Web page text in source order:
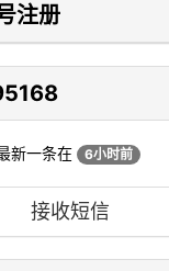
注册
新一条在 6小时前
接收短信